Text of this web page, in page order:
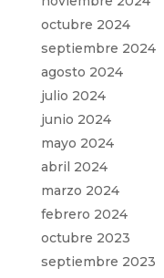
octubre 2024
septiembre 2024
agosto 2024
julio 2024
junio 2024
mayo 2024
abril 2024
marzo 2024
febrero 2024
octubre 2023
septiembre 2023